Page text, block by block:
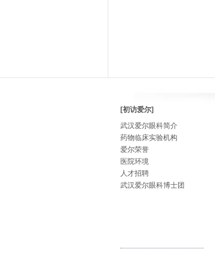
[初访爱尔]
武汉爱尔眼科简介
药物临床实验机构
爱尔荣誉
医院环境
人才招聘
武汉爱尔眼科博士团